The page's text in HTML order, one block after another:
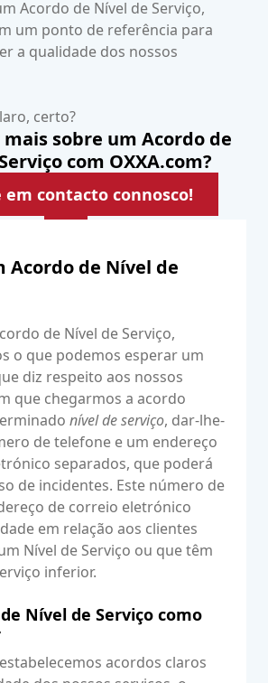
Acordo de Nível de Serviço,
um ponto de referência para
a qualidade dos nossos
certo?
sobre um Acordo de
com OXXA.com?
em contacto connosco!
Acordo de Nível de
de Nível de Serviço,
o que podemos esperar um
diz respeito aos nossos
que chegarmos a acordo
nível de serviço, dar-lhe-
de telefone e um endereço
separados, que poderá
de incidentes. Este número de
de correio eletrónico
em relação aos clientes
Nível de Serviço ou que têm
inferior.
Nível de Serviço como
acordos claros